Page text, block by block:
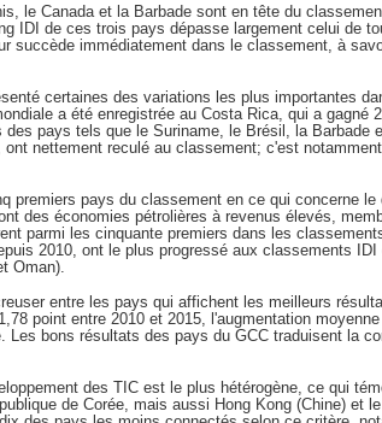
le Canada et la Barbade sont en tête du
IDI de ces trois pays dépasse largement celui de
succède immédiatement dans le classement, à
certaines des variations les plus importantes
a été enregistrée au Costa Rica, qui a
des pays tels que le Suriname, le Brésil, la
nettement reculé au classement; c'est
premiers pays du classement en ce qui concerne
des économies pétrolières à revenus élevés,
parmi les cinquante premiers dans les
2010, ont le plus progressé aux classements
Oman).
entre les pays qui affichent les meilleurs
point entre 2010 et 2015, l'augmentation
Les bons résultats des pays du GCC traduisent la
des TIC est le plus hétérogène, ce qui
de Corée, mais aussi Hong Kong (Chine) et